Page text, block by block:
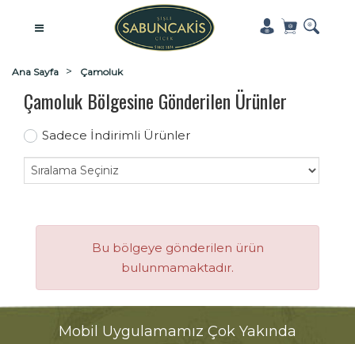
Ana Sayfa Çamoluk
Çamoluk Bölgesine Gönderilen Ürünler
Sadece İndirimli Ürünler
Bu bölgeye gönderilen ürün
bulunmamaktadır.
Mobil Uygulamamız Çok Yakında